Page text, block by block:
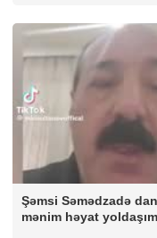
Şəmsi Səmədzadə
mənim həyat